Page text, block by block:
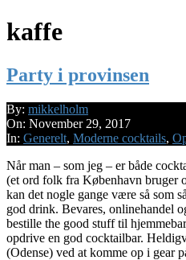
kaffe
Party i provinsen
2017-
11-
29
By: mikkelholm
On: November 29, 2017
In: Generelt, Moderne cocktails,
Når man – som jeg – er både
(et ord folk fra København bruger
kan det nogle gange være så som
god drink. Bevares, onlinehandel
bestille the good stuff til
opdrive en god cocktailbar.
(Odense) ved at komme op i gear